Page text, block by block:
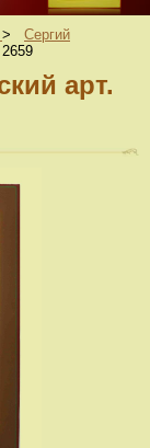
>
Сергий
арт.